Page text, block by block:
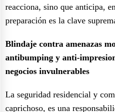
reacciona, sino que anticipa,
preparación es la clave
Blindaje contra amenazas
antibumping y anti-
negocios invulnerables
La seguridad residencial y
caprichoso, es una